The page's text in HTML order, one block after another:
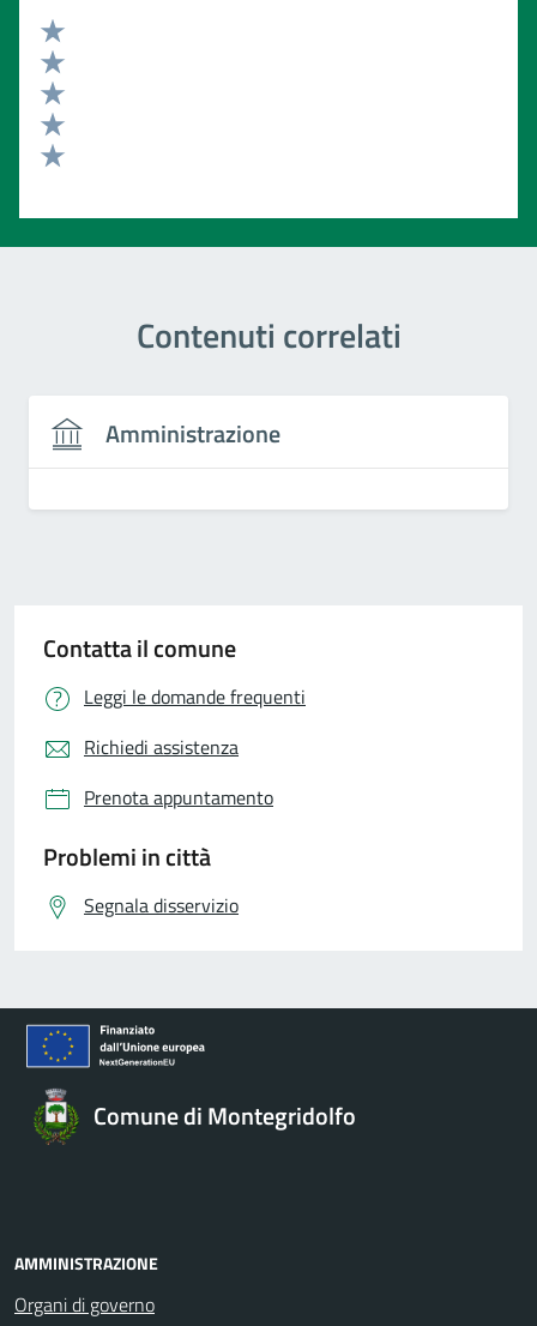
Valuta 5 stelle su 5
Valuta 4 stelle su 5
Valuta 3 stelle su 5
Valuta 2 stelle su 5
Contenuti correlati
Amministrazione
Contatta il comune
Leggi le domande frequenti
Richiedi assistenza
Prenota appuntamento
Problemi in città
Segnala disservizio
Comune di Montegridolfo
AMMINISTRAZIONE
Organi di governo